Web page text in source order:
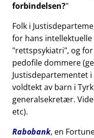
forbindelsen?
Folk i
for hans
rettspsykiatri , og
pedofile dommere
Justisdepartementet
voldtekt av barn i
generalsekretær.
etc).
Rabobank, en